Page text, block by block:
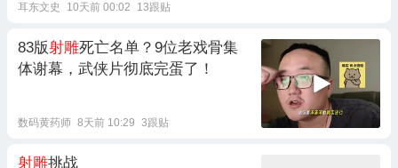
耳东文史 10天前 00:02 13跟贴
83版射雕死亡名单？9位老戏骨集
体谢幕，武侠片彻底完蛋了！
数码黄药师 8天前 10:29 3跟贴
射雕挑战